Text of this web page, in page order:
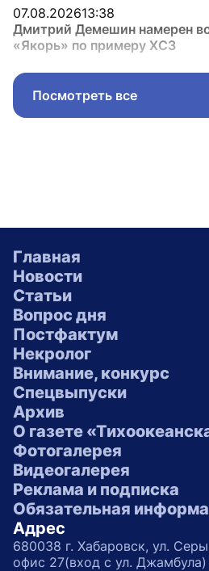
07.08.202613:38
Дмитрий Демешин намерен
«Якорь» по примеру ХСЗ
Посмотреть все
Главная
Новости
Статьи
Вопрос дня
Постфактум
Некролог
Внимание, конкурс
Спецвыпуски
Архив
О газете
Фотогалерея
Видеогалерея
Реклама и подписка
Обязательная
Адрес
680038 г. Хабаровск, ул.
офис 27(вход с ул.